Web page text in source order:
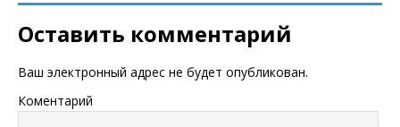
Оставить комментарий
Ваш электронный адрес не будет опубликован.
Коментарий